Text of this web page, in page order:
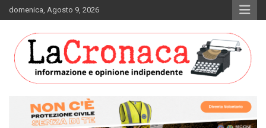
Skip
to
domenica, Agosto 9, 2026
La Cronaca Quotidiano